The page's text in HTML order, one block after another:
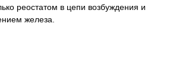
реостатом в цепи возбуждения и
железа.